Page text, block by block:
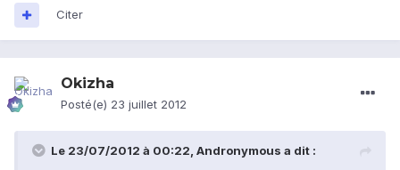
Citer
Okizha
Posté(e) 23 juillet 2012
Le 23/07/2012 à 00:22, Andronymous a dit :